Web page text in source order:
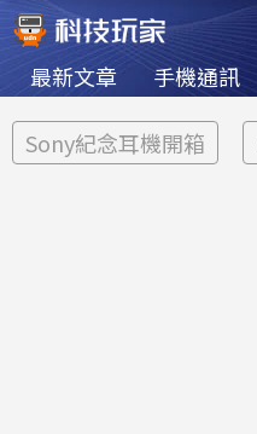
最新文章 手機通訊
Sony紀念耳機開箱